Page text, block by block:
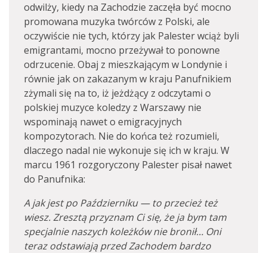
odwilży, kiedy na Zachodzie zaczęła być mocno
promowana muzyka twórców z Polski, ale
oczywiście nie tych, którzy jak Palester wciąż byli
emigrantami, mocno przeżywał to ponowne
odrzucenie. Obaj z mieszkającym w Londynie i
równie jak on zakazanym w kraju Panufnikiem
zżymali się na to, iż jeżdżący z odczytami o
polskiej muzyce koledzy z Warszawy nie
wspominają nawet o emigracyjnych
kompozytorach. Nie do końca też rozumieli,
dlaczego nadal nie wykonuje się ich w kraju. W
marcu 1961 rozgoryczony Palester pisał nawet
do Panufnika:
A jak jest po Październiku — to przecież też
wiesz. Zresztą przyznam Ci się, że ja bym tam
specjalnie naszych koleżków nie bronił… Oni
teraz odstawiają przed Zachodem bardzo